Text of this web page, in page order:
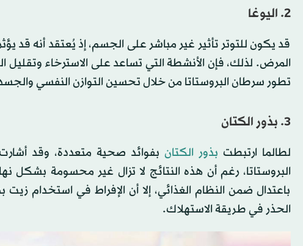
2. اليوغا
قد يكون للتوتر تأثير غير مباشر على الجسم، إذ يُعتقد أنه قد
المرض. لذلك، فإن الأنشطة التي تساعد على الاسترخاء وتقليل
تطور سرطان البروستاتا من خلال تحسين التوازن النفسي
3. بذور الكتان
لطالما ارتبطت بذور الكتان بفوائد صحية متعددة، وقد
البروستاتا، رغم أن هذه النتائج لا تزال غير محسومة بشكل
باعتدال ضمن النظام الغذائي، إلا أن الإفراط في استخدام
الحذر في طريقة الاستهلاك.